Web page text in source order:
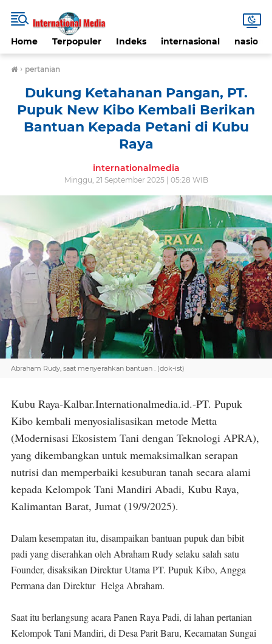
Home Terpopuler Indeks internasional nasional
› pertanian
Dukung Ketahanan Pangan, PT.
Pupuk New Kibo Kembali Berikan
Bantuan Kepada Petani di Kubu
Raya
internationalmedia
Minggu, 21 September 2025 | 05:28 WIB
Abraham Rudy, saat menyerahkan bantuan . (dok-ist)
Kubu Raya-Kalbar.Internationalmedia.id.-PT. Pupuk
Kibo kembali menyosialisasikan metode Metta
(Modernisasi Ekosistem Tani dengan Teknologi APRA),
yang dikembangkan untuk memaksimalkan serapan
nutrisi dan memperbaiki kesuburan tanah secara alami
kepada Kelompok Tani Mandiri Abadi, Kubu Raya,
Kalimantan Barat, Jumat (19/9/2025).
Dalam kesempatan itu, disampaikan bantuan pupuk dan bibit
padi yang diserahkan oleh Abraham Rudy selaku salah satu
Founder, disaksikan Direktur Utama PT. Pupuk Kibo, Angga
Permana dan Direktur Helga Abraham.
Saat itu berlangsung acara Panen Raya Padi, di lahan pertanian
Kelompok Tani Mandiri, di Desa Parit Baru, Kecamatan Sungai